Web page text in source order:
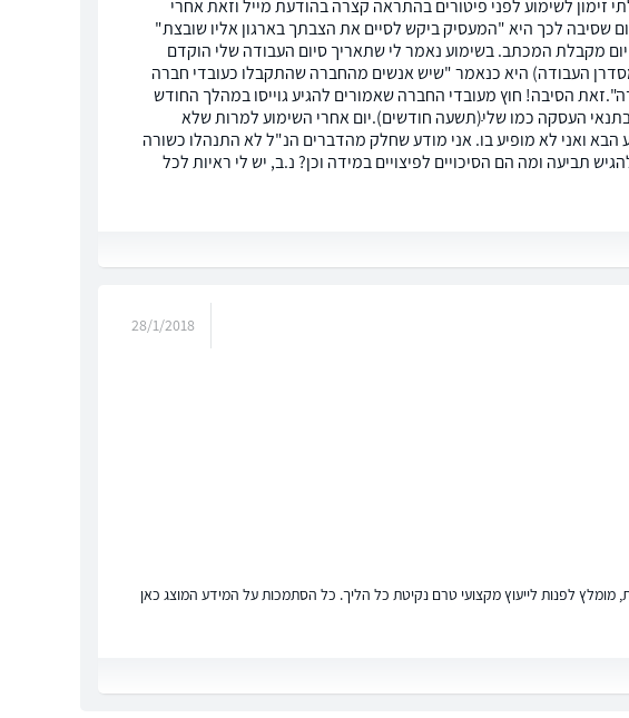
לשימוע לפני פיטורים בהתראה קצרה בהודעת מייל וזאת אחרי
שסיבה לכך היא "המעסיק ביקש לסיים את הצבתך בארגון אליו שובצת"
מקבלת המכתב. בשימוע נאמר לי שתאריך סיום העבודה שלי הוקדם
העבודה) היא כנאמר "שיש אנשים מהחברה שהתקבלו כעובדי חברה
הסיבה! חוץ מעובדי החברה שאמורים להגיע גוייסו במהלך החודש
העסקה כמו שליׁׁׁ(תשעה חודשים).יום אחרי השימוע למרות שלא
הבא ואני לא מופיע בו. אני מודע שחלק מהדברים הנ"ל לא התנהלו כשורה
1.האם מדובר פה באפליה? 2.האם אוכל להגיש תביעה ומה הם הסיכויים לפיצויים במידה וכן? נ.ב, יש לי ראיות לכל
28/1/2018
מומלץ לפנות לייעוץ מקצועי טרם נקיטת כל הליך. כל הסתמכות על המידע המוצג כאן